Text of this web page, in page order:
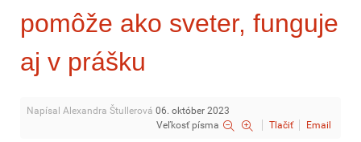
pomôže ako sveter, funguje
aj v prášku
Napísal Alexandra Štullerová 06. október 2023
Veľkosť písma
Tlačiť Email